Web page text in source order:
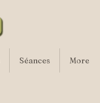
Séances More